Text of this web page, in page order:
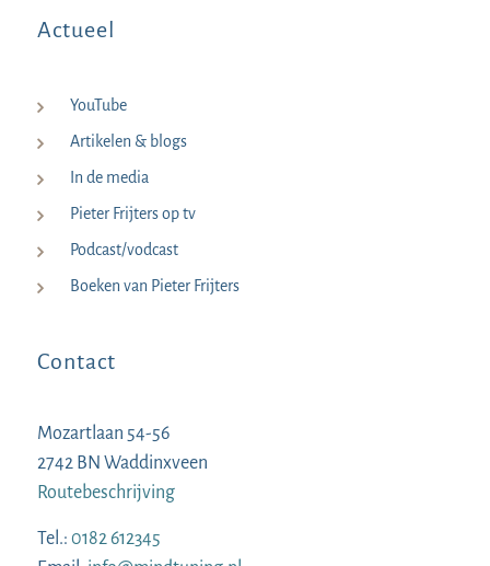
Actueel
YouTube
Artikelen & blogs
In de media
Pieter Frijters op tv
Podcast/vodcast
Boeken van Pieter Frijters
Contact
Mozartlaan 54-56
2742 BN Waddinxveen
Routebeschrijving
Tel.: 0182 612345